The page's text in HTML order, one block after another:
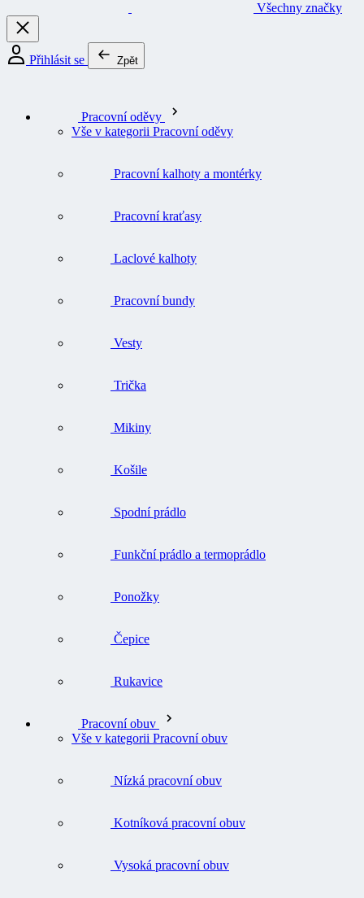
Všechny značky
Přihlásit se Zpět
Pracovní oděvy
Vše v kategorii Pracovní oděvy
Pracovní kalhoty a montérky
Pracovní kraťasy
Laclové kalhoty
Pracovní bundy
Vesty
Trička
Mikiny
Košile
Spodní prádlo
Funkční prádlo a termoprádlo
Ponožky
Čepice
Rukavice
Pracovní obuv
Vše v kategorii Pracovní obuv
Nízká pracovní obuv
Kotníková pracovní obuv
Vysoká pracovní obuv